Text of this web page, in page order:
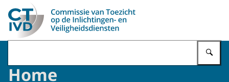
Naar de homepage van CTIVD
Home